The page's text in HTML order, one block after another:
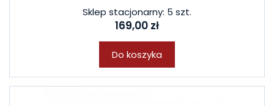
Sklep stacjonarny: 5 szt.
169,00 zł
Do koszyka